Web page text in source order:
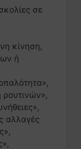
σε
κίνηση,
ή
ρουτινών»,
αλλαγές